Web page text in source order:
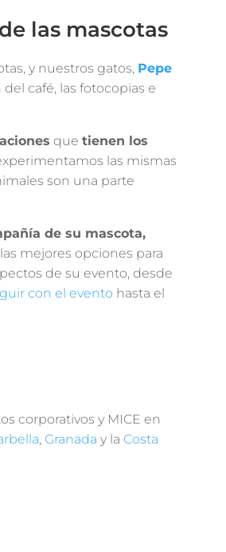
las mascotas
y nuestros gatos, Pepe
del café, las fotocopias e
que tienen los
las mismas
son una parte
de su mascota,
mejores opciones para
de su evento, desde
con el evento hasta el
corporativos y MICE en
, Granada y la Costa